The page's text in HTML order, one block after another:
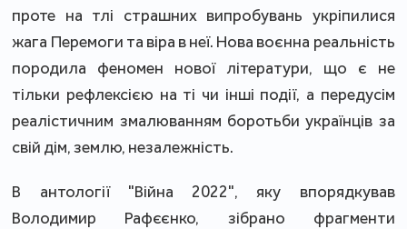
проте на тлі страшних випробувань укріпилися
жага Перемоги та віра в неї. Нова воєнна реальність
породила феномен нової літератури, що є не
тільки рефлексією на ті чи інші події, а передусім
реалістичним змалюванням боротьби українців за
свій дім, землю, незалежність.
В антології "Війна 2022", яку впорядкував
Володимир Рафєєнко, зібрано фрагменти